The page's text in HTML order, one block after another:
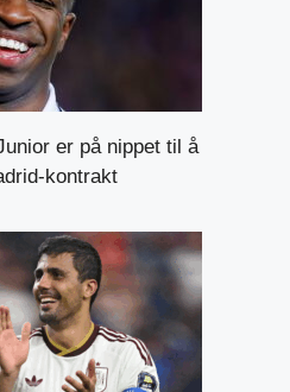
er på nippet til å
kontrakt